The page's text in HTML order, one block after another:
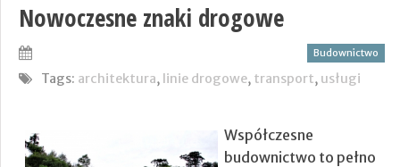
Nowoczesne znaki drogowe
Budownictwo
Tags: architektura, linie drogowe, transport, usługi
Współczesne
budownictwo to pełno